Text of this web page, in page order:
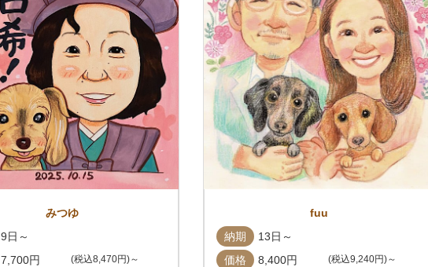
みつゆ
9日～
7,700円 (税込8,470円)～
fuu
納期
13日～
価格
8,400円 (税込9,240円)～